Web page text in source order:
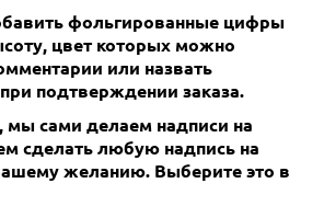
фольгированные цифры
цвет которых можно
или назвать
подтверждении заказа.
мы сами делаем надписи на
сделать любую надпись на
желанию. Выберите это в